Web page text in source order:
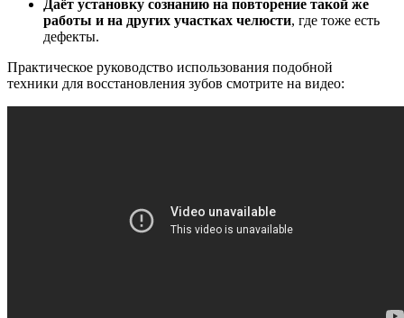
Даёт установку сознанию на повторение такой же
работы и на других участках челюсти, где тоже есть
дефекты.
Практическое руководство использования подобной
техники для восстановления зубов смотрите на видео: